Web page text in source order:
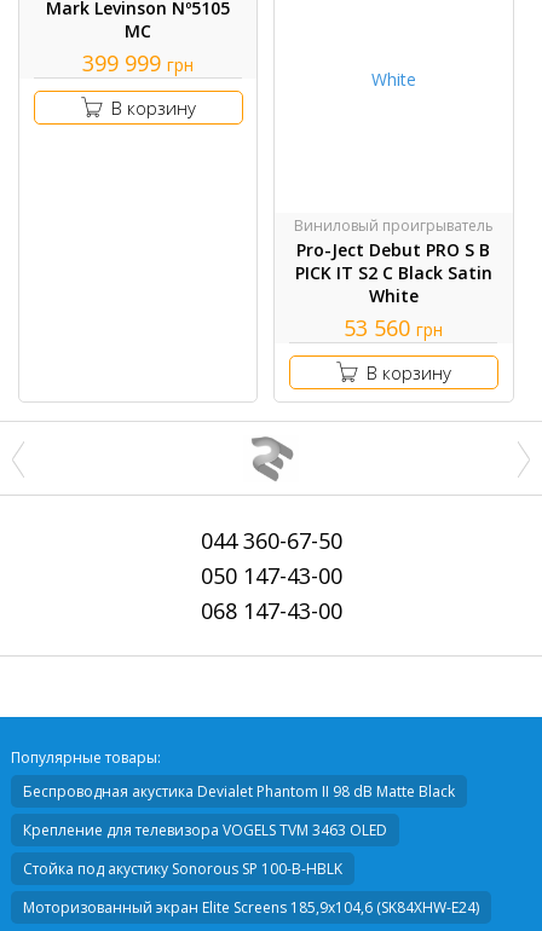
Mark Levinson Nº5105
MC
399 999 грн
В корзину
Виниловый проигрыватель
Pro-Ject Debut PRO S B
PICK IT S2 C Black Satin
White
53 560 грн
В корзину
044360-67-50
050147-43-00
068147-43-00
Популярные товары:
Беспроводная акустика Devialet Phantom II 98 dB Matte Black
Крепление для телевизора VOGELS TVM 3463 OLED
Стойка под акустикуSonorous SP 100-B-HBLK
Моторизованный экран Elite Screens 185,9х104,6 (SK84XHW-E24)